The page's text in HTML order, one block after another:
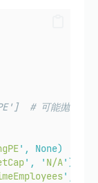
# 可能抛出
' ,
None)
' , ' N/A' )
'